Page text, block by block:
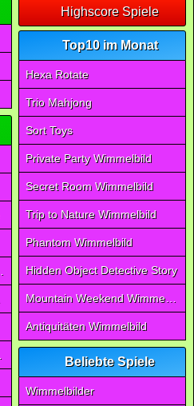
Highscore Spiele
Top10 im Monat
Hexa Rotate
Trio Mahjong
Sort Toys
Private Party Wimmelbild
Secret Room Wimmelbild
Trip to Nature Wimmelbild
Phantom Wimmelbild
Hidden Object Detective Story
Mountain Weekend Wimmelbild
Antiquitäten Wimmelbild
Beliebte Spiele
Wimmelbilder